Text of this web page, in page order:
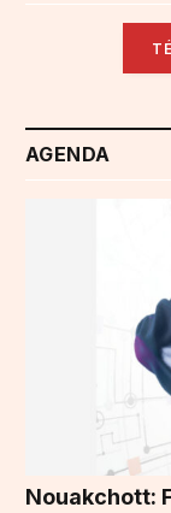
AGENDA
Nouakchott: